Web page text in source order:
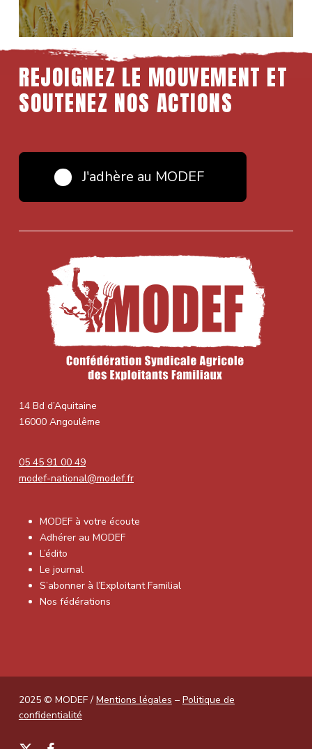
REJOIGNEZ LE MOUVEMENT ET
SOUTENEZ NOS ACTIONS
J'adhère au MODEF
14 Bd d’Aquitaine
16000 Angoulême
05 45 91 00 49
modef-national@modef.fr
MODEF à votre écoute
Adhérer au MODEF
L’édito
Le journal
S’abonner à l’Exploitant Familial
Nos fédérations
2025 © MODEF / Mentions légales – Politique de
confidentialité